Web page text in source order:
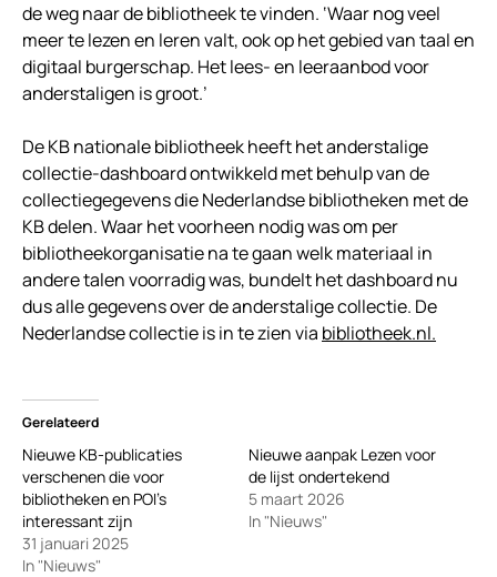
de weg naar de bibliotheek te vinden. ‘Waar nog veel
meer te lezen en leren valt, ook op het gebied van taal en
digitaal burgerschap. Het lees- en leeraanbod voor
anderstaligen is groot.’
De KB nationale bibliotheek heeft het anderstalige
collectie-dashboard ontwikkeld met behulp van de
collectiegegevens die Nederlandse bibliotheken met de
KB delen. Waar het voorheen nodig was om per
bibliotheekorganisatie na te gaan welk materiaal in
andere talen voorradig was, bundelt het dashboard nu
dus alle gegevens over de anderstalige collectie. De
Nederlandse collectie is in te zien via bibliotheek.nl.
Gerelateerd
Nieuwe KB-publicaties
verschenen die voor
bibliotheken en POI’s
interessant zijn
31 januari 2025
In "Nieuws"
Nieuwe aanpak Lezen voor
de lijst ondertekend
5 maart 2026
In "Nieuws"